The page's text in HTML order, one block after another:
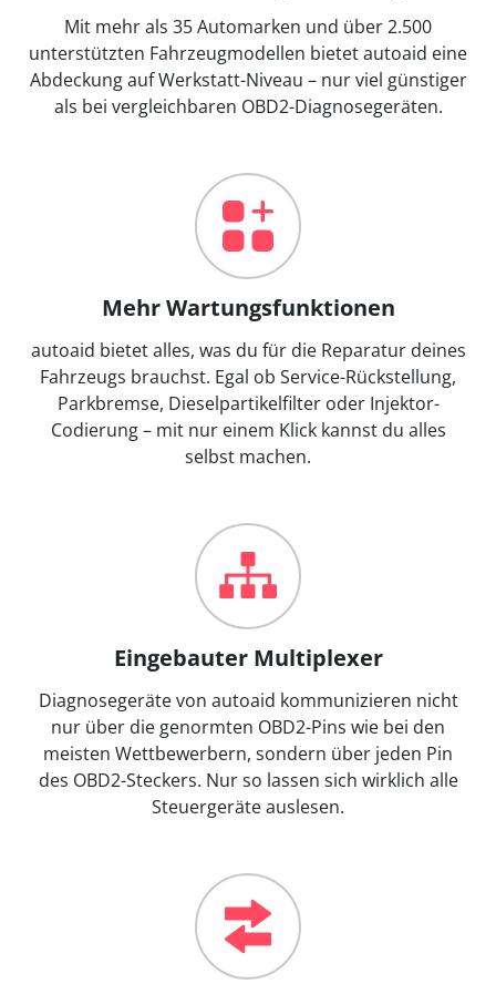
Mit mehr als 35 Automarken und über 2.500
unterstützten Fahrzeugmodellen bietet autoaid eine
Abdeckung auf Werkstatt-Niveau – nur viel günstiger
als bei vergleichbaren OBD2-Diagnosegeräten.
Mehr Wartungsfunktionen
autoaid bietet alles, was du für die Reparatur deines
Fahrzeugs brauchst. Egal ob Service-Rückstellung,
Parkbremse, Dieselpartikelfilter oder Injektor-
Codierung – mit nur einem Klick kannst du alles
selbst machen.
Eingebauter Multiplexer
Diagnosegeräte von autoaid kommunizieren nicht
nur über die genormten OBD2-Pins wie bei den
meisten Wettbewerbern, sondern über jeden Pin
des OBD2-Steckers. Nur so lassen sich wirklich alle
Steuergeräte auslesen.